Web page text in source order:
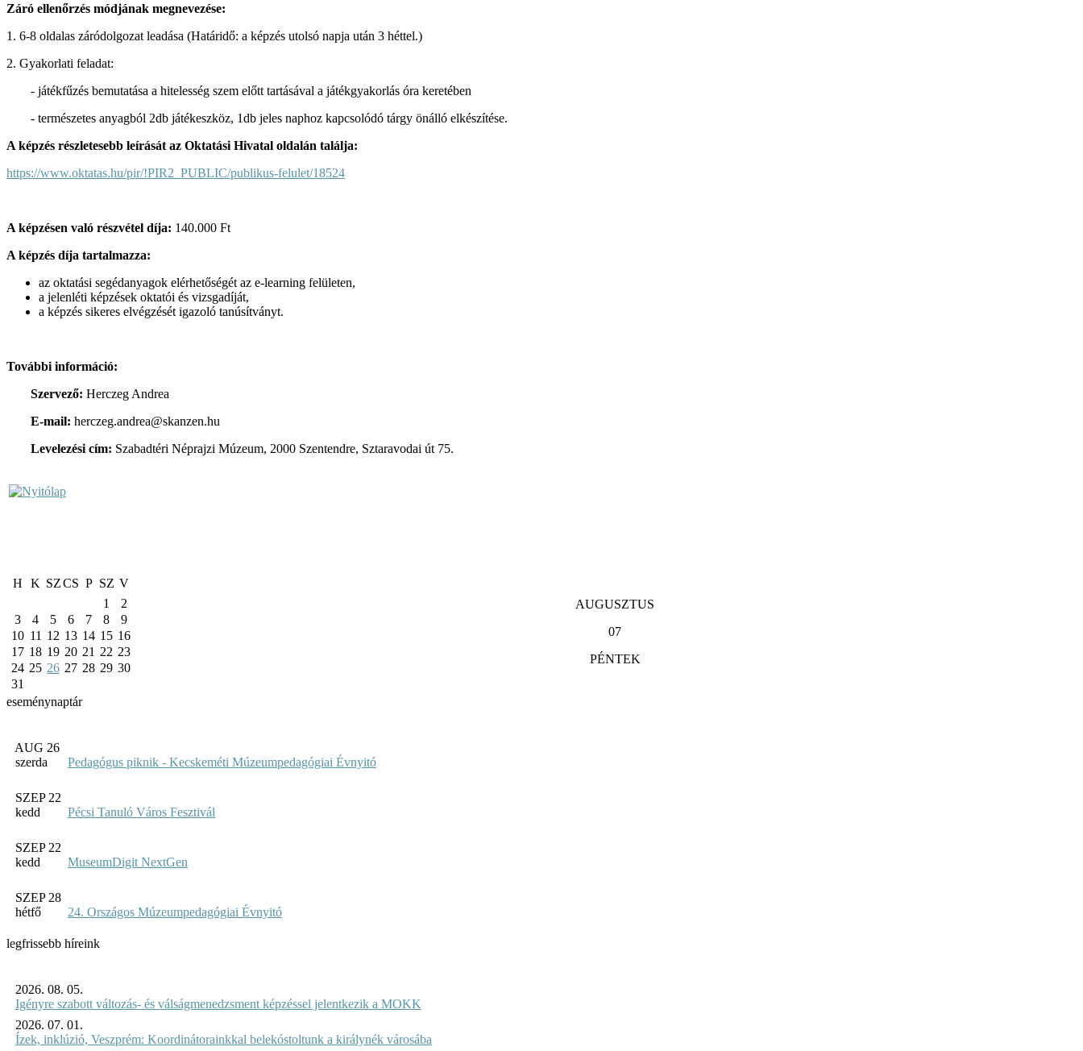
Záró ellenőrzés módjának megnevezése:
1. 6-8 oldalas záródolgozat leadása (Határidő: a képzés utolsó napja után 3 héttel.)
2. Gyakorlati feladat:
- játékfűzés bemutatása a hitelesség szem előtt tartásával a játékgyakorlás óra keretében
- természetes anyagból 2db játékeszköz, 1db jeles naphoz kapcsolódó tárgy önálló elkészítése.
A képzés részletesebb leírását az Oktatási Hivatal oldalán találja:
https://www.oktatas.hu/pir/!PIR2_PUBLIC/publikus-felulet/18524
A képzésen való részvétel díja: 140.000 Ft
A képzés díja tartalmazza:
az oktatási segédanyagok elérhetőségét az e-learning felületen,
a jelenléti képzések oktatói és vizsgadíját,
a képzés sikeres elvégzését igazoló tanúsítványt.
További információ:
Szervező: Herczeg Andrea
E-mail: herczeg.andrea@skanzen.hu
Levelezési cím: Szabadtéri Néprajzi Múzeum, 2000 Szentendre, Sztaravodai út 75.
H K SZCS P SZ V
1
2
3
4 5 6 7 8
9
10 11 12 13 14 15 16
17 18 19 20 21 22 23
24 25 26 27 28 29 30
31
AUGUSZTUS
07
PÉNTEK
eseménynaptár
AUG 26
szerda
Pedagógus piknik - Kecskeméti Múzeumpedagógiai Évnyitó
SZEP 22
kedd
Pécsi Tanuló Város Fesztivál
SZEP 22
kedd
MuseumDigit NextGen
SZEP 28
hétfő
24. Országos Múzeumpedagógiai Évnyitó
legfrissebb híreink
2026. 08. 05.
Igényre szabott változás- és válságmenedzsment képzéssel jelentkezik a MOKK
2026. 07. 01.
Ízek, inklúzió, Veszprém: Koordinátorainkkal belekóstoltunk a királynék városába